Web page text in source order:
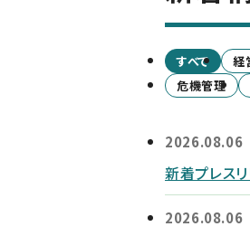
すべて 経
危機管理
2026.08.06
新着プレスリ
2026.08.06